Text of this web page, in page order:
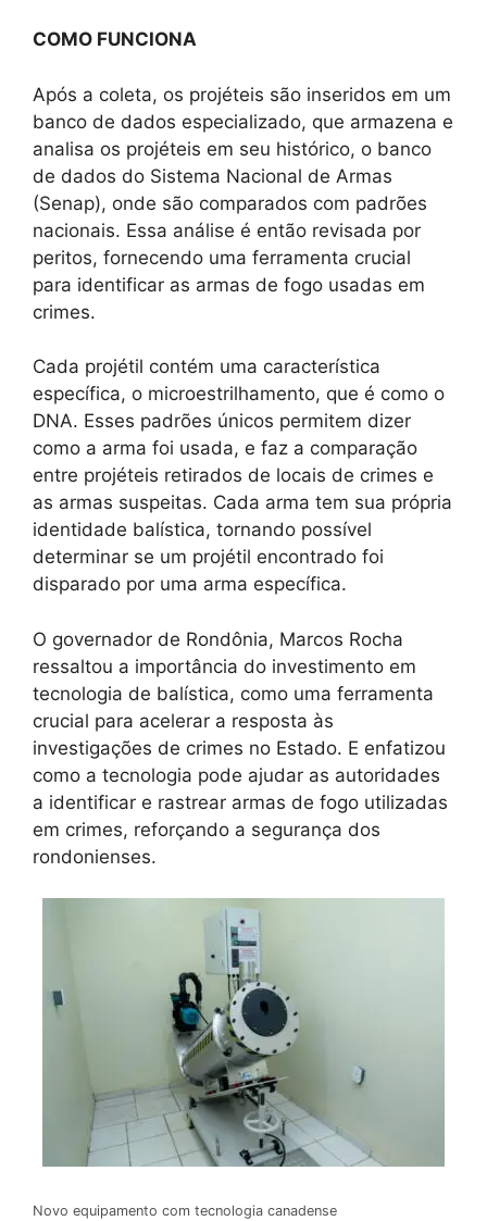
COMO FUNCIONA
Após a coleta, os projéteis são inseridos em um
banco de dados especializado, que armazena e
analisa os projéteis em seu histórico, o banco
de dados do Sistema Nacional de Armas
(Senap), onde são comparados com padrões
nacionais. Essa análise é então revisada por
peritos, fornecendo uma ferramenta crucial
para identificar as armas de fogo usadas em
crimes.
Cada projétil contém uma característica
específica, o microestrilhamento, que é como o
DNA. Esses padrões únicos permitem dizer
como a arma foi usada, e faz a comparação
entre projéteis retirados de locais de crimes e
as armas suspeitas. Cada arma tem sua própria
identidade balística, tornando possível
determinar se um projétil encontrado foi
disparado por uma arma específica.
O governador de Rondônia, Marcos Rocha
ressaltou a importância do investimento em
tecnologia de balística, como uma ferramenta
crucial para acelerar a resposta às
investigações de crimes no Estado. E enfatizou
como a tecnologia pode ajudar as autoridades
a identificar e rastrear armas de fogo utilizadas
em crimes, reforçando a segurança dos
rondonienses.
Novo equipamento com tecnologia canadense